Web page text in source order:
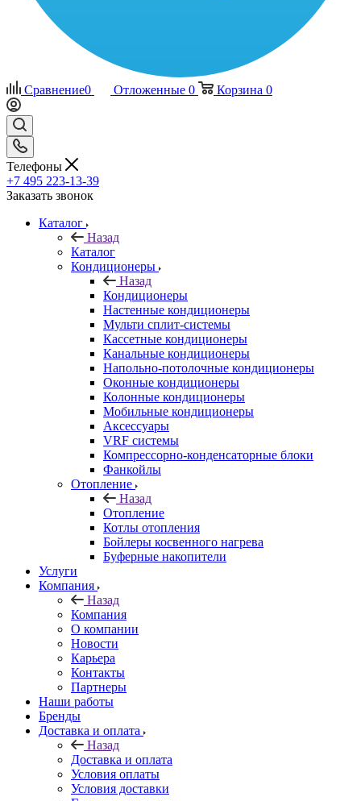
Сравнение0 Отложенные 0 Корзина 0
Телефоны
+7 495 223-13-39
Заказать звонок
Каталог
Назад
Каталог
Кондиционеры
Назад
Кондиционеры
Настенные кондиционеры
Мульти сплит-системы
Кассетные кондиционеры
Канальные кондиционеры
Напольно-потолочные кондиционеры
Оконные кондиционеры
Колонные кондиционеры
Мобильные кондиционеры
Аксессуары
VRF системы
Компрессорно-конденсаторные блоки
Фанкойлы
Отопление
Назад
Отопление
Котлы отопления
Бойлеры косвенного нагрева
Буферные накопители
Услуги
Компания
Назад
Компания
О компании
Новости
Карьера
Контакты
Партнеры
Наши работы
Бренды
Доставка и оплата
Назад
Доставка и оплата
Условия оплаты
Условия доставки